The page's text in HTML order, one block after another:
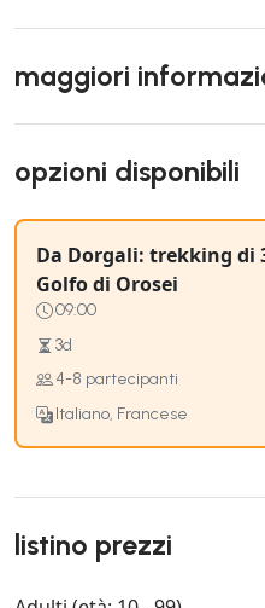
maggiori
opzioni disponibili
Da Dorgali: trekking di
Golfo di Orosei
09:00
3d
4-8 partecipanti
Italiano, Francese
listino prezzi